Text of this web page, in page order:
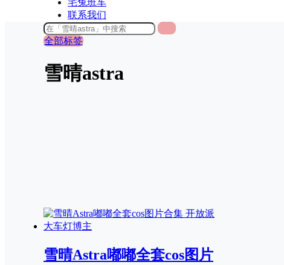
宅兔班车
联系我们
全部标签
雪晴astra
雪晴Astra嘟嘟全套cos图片